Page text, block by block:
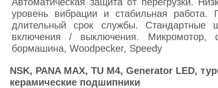
уровень вибрации и стабильная работа.
длительный срок службы. Стандартные
включения / выключения. Микромотор,
бормашина, Woodpecker, Speedy
NSK, PANA MAX, TU M4, Generator LED,
керамические подшипники